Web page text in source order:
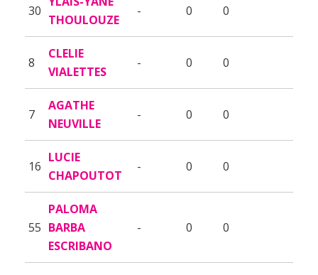
30
THOULOUZE
- 0 0
8
CLELIE
VIALETTES
- 0 0
7
AGATHE
NEUVILLE
- 0 0
16
LUCIE
CHAPOUTOT
- 0 0
55
PALOMA
BARBA
ESCRIBANO
- 0 0